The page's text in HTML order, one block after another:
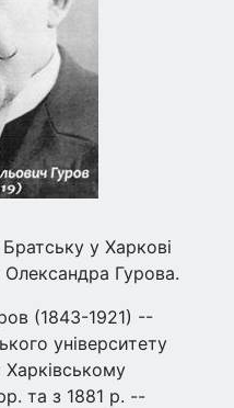
у Харкові
Гурова.
(1843-1921) --
університету
Харківському
та з 1881 р. --